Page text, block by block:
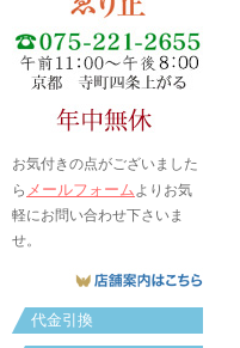
お気付きの点がございました
ら メールフォームよりお気
軽にお問い合わせ下さいま
せ。
代金引換